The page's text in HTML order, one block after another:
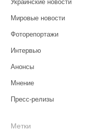
Украинские новости
Мировые новости
Фоторепортажи
Интервью
Анонсы
Мнение
Пресс-релизы
Метки